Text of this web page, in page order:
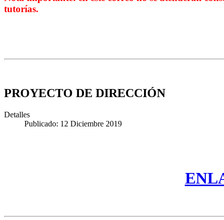
tutorías.
PROYECTO DE DIRECCIÓN
Detalles
Publicado: 12 Diciembre 2019